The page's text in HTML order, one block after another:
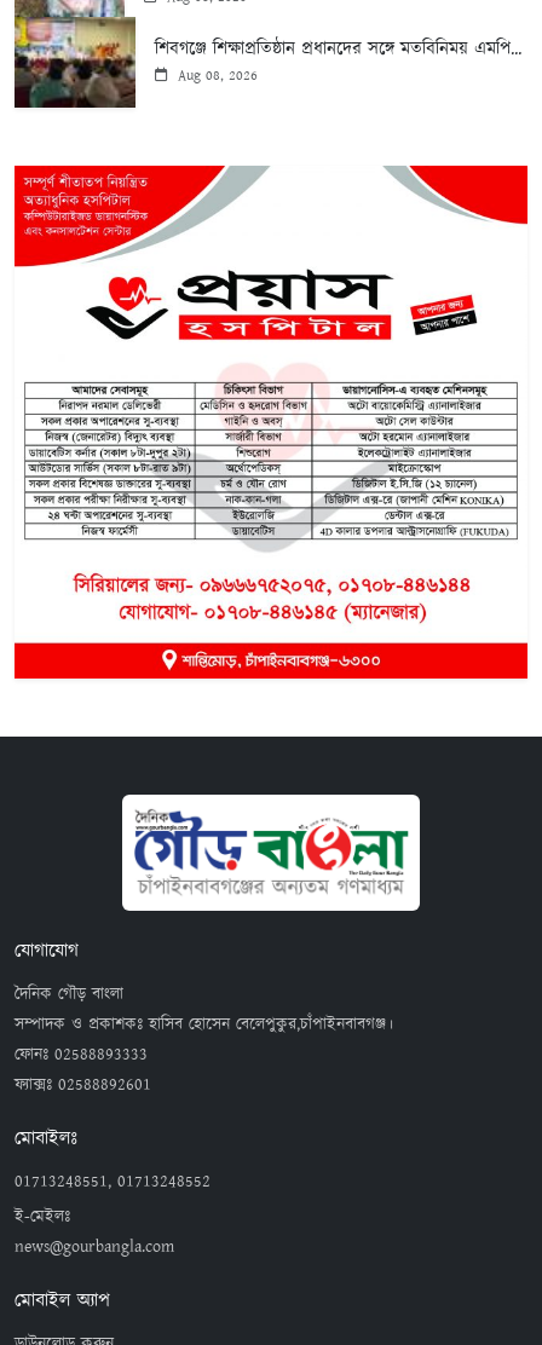
শিবগঞ্জে শিক্ষাপ্রতিষ্ঠান প্রধানদের সঙ্গে মতবিনিময় এমপি...
Aug 08, 2026
যোগাযোগ
দৈনিক গৌড় বাংলা
সম্পাদক ও প্রকাশকঃ হাসিব হোসেন বেলেপুকুর,চাঁপাইনবাবগঞ্জ।
ফোনঃ 02588893333
ফ্যাক্সঃ 02588892601
মোবাইলঃ
01713248551, 01713248552
ই-মেইলঃ
news@gourbangla.com
মোবাইল অ্যাপ